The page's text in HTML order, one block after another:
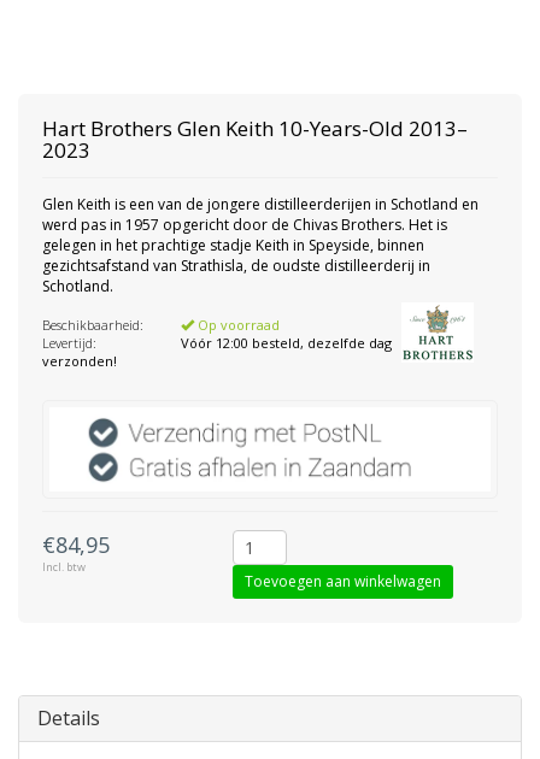
Hart Brothers Glen Keith 10-Years-Old 2013–
2023
Glen Keith is een van de jongere distilleerderijen in Schotland en
werd pas in 1957 opgericht door de Chivas Brothers. Het is
gelegen in het prachtige stadje Keith in Speyside, binnen
gezichtsafstand van Strathisla, de oudste distilleerderij in
Schotland.
Beschikbaarheid:
Op voorraad
Levertijd:
Vóór 12:00 besteld, dezelfde dag
verzonden!
€84,95
Incl. btw
Toevoegen aan winkelwagen
Details